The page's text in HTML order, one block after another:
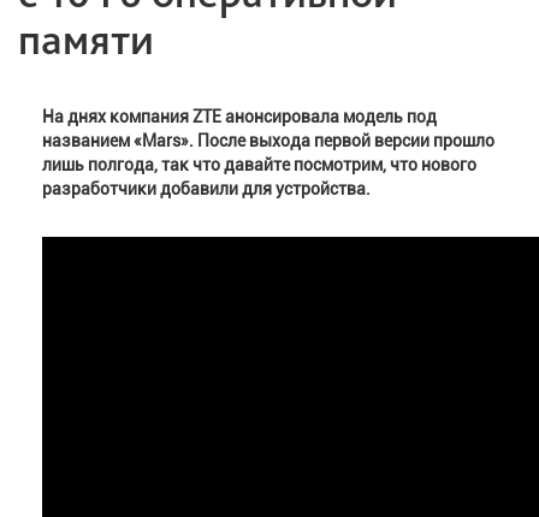
памяти
На днях компания ZTE анонсировала модель под
названием «Mars». После выхода первой версии прошло
лишь полгода, так что давайте посмотрим, что нового
разработчики добавили для устройства.